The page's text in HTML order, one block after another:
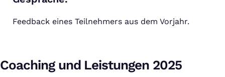
Feedback eines Teilnehmers aus dem Vorjahr.
Coaching und Leistungen 2025